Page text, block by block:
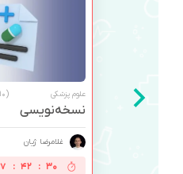
علوم پزشکی (1510 بازخورد)
نسخه‌نویسی
غلامرضا ژیان
30
:
42
: